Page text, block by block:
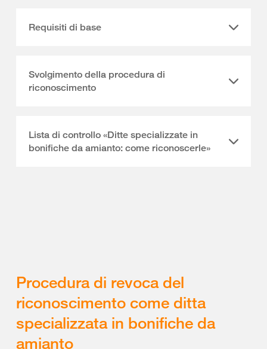
Requisiti di base
Svolgimento della procedura di
riconoscimento
Lista di controllo «Ditte specializzate in
bonifiche da amianto: come riconoscerle»
Procedura di revoca del
riconoscimento come ditta
specializzata in bonifiche da
amianto